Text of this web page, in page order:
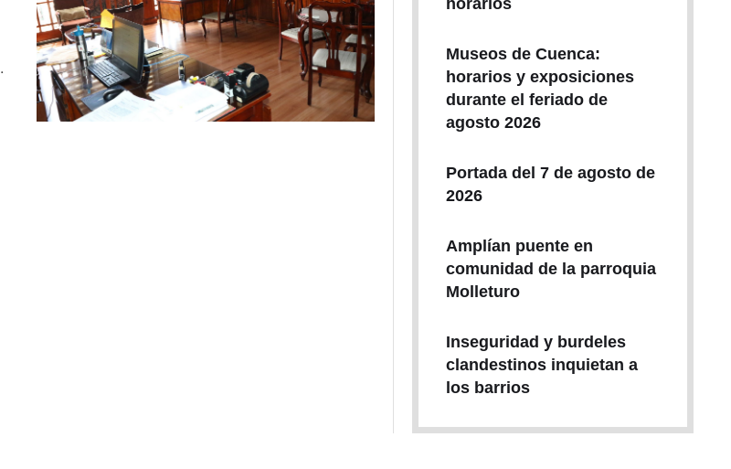
horarios
Museos de Cuenca:
horarios y exposiciones
durante el feriado de
agosto 2026
Portada del 7 de agosto de
2026
Amplían puente en
comunidad de la parroquia
Molleturo
Inseguridad y burdeles
clandestinos inquietan a
los barrios